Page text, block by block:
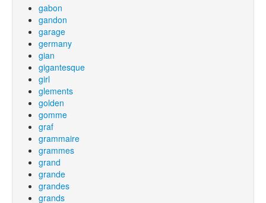
gabon
gandon
garage
germany
gian
gigantesque
girl
glements
golden
gomme
graf
grammaire
grammes
grand
grande
grandes
grands